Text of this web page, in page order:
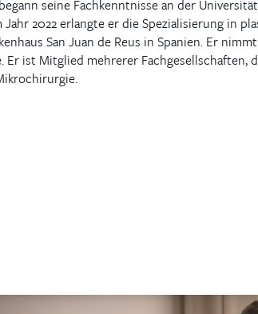
seine Fachkenntnisse an der
2022 erlangte er die Spezialisierung in
San Juan de Reus in Spanien. Er
ist Mitglied mehrerer Fachgesellschaften,